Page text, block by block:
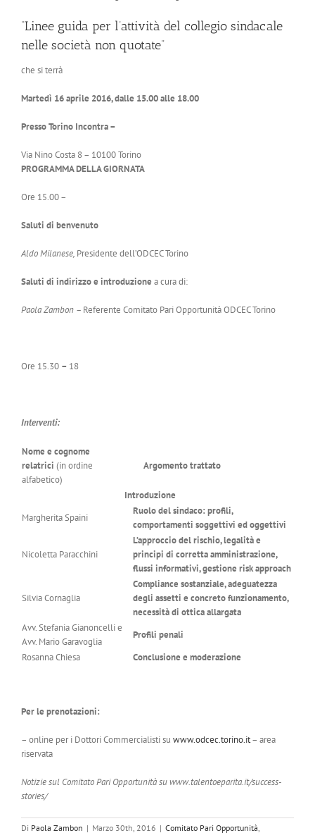
“Linee guida per l’attività del collegio sindacale
nelle società non quotate”
che si terrà
Martedì 16 aprile 2016, dalle 15.00 alle 18.00
Presso Torino Incontra –
Via Nino Costa 8 – 10100 Torino
PROGRAMMA DELLA GIORNATA
Ore 15.00 –
Saluti di benvenuto
Aldo Milanese, Presidente dell’ODCEC Torino
Saluti di indirizzo e introduzione a cura di:
Paola Zambon – Referente Comitato Pari Opportunità ODCEC Torino
Ore 15.30 – 18
Interventi:
Nome e cognome
relatrici (in ordine
alfabetico)
Argomento trattato
Introduzione
Margherita Spaini
Ruolo del sindaco: profili,
comportamenti soggettivi ed oggettivi
Nicoletta Paracchini
L’approccio del rischio, legalità e
principi di corretta amministrazione,
flussi informativi, gestione risk approach
Silvia Cornaglia
Compliance sostanziale, adeguatezza
degli assetti e concreto funzionamento,
necessità di ottica allargata
Avv. Stefania Gianoncelli e
Avv. Mario Garavoglia
Profili penali
Rosanna Chiesa
Conclusione e moderazione
Per le prenotazioni:
– online per i Dottori Commercialisti su www.odcec.torino.it– area
riservata
Notizie sul Comitato Pari Opportunità su www.talentoeparita.it/success-
stories/
Di Paola Zambon | Marzo 30th, 2016 | Comitato Pari Opportunità,